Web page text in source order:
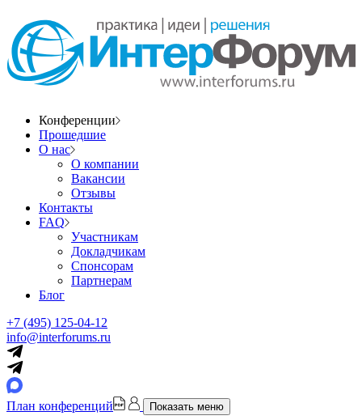
Конференции
Прошедшие
О нас
О компании
Вакансии
Отзывы
Контакты
FAQ
Участникам
Докладчикам
Спонсорам
Партнерам
Блог
+7 (495) 125-04-12
info@interforums.ru
План конференций Показать меню